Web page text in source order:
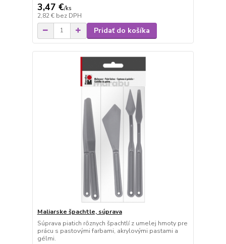
3,47 €/ks
2,82 € bez DPH
Pridať do košíka
Maliarske špachtle, súprava
Súprava piatich rôznych špachtlí z umelej hmoty pre
prácu s pastovými farbami, akrylovými pastami a
gélmi.